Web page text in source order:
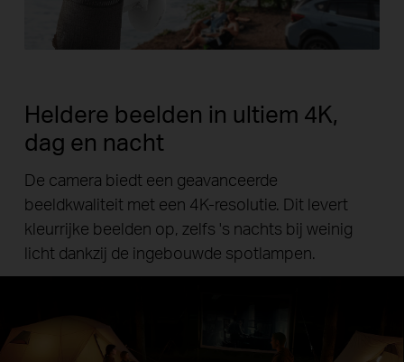
Heldere beelden in ultiem 4K,
dag en nacht
De camera biedt een geavanceerde
beeldkwaliteit met een 4K-resolutie. Dit levert
kleurrijke beelden op, zelfs 's nachts bij weinig
licht dankzij de ingebouwde spotlampen.